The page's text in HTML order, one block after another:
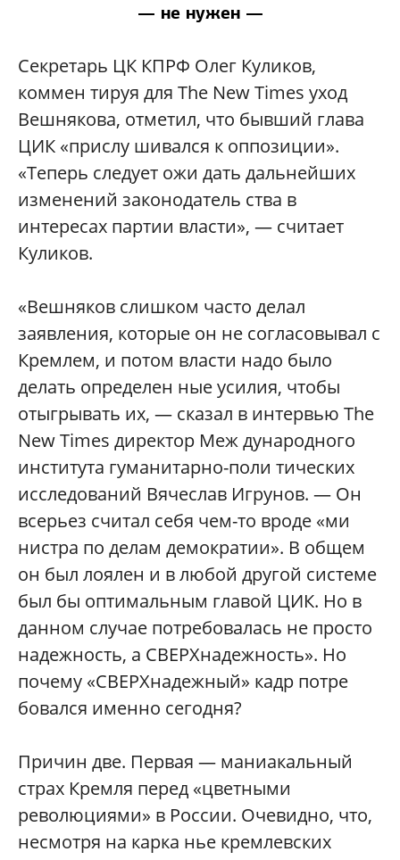
— не нужен —
Секретарь ЦК КПРФ Олег Куликов,
коммен тируя для The New Times уход
Вешнякова, отметил, что бывший глава
ЦИК «прислу шивался к оппозиции».
«Теперь следует ожи дать дальнейших
изменений законодатель ства в
интересах партии власти», — считает
Куликов.
«Вешняков слишком часто делал
заявления, которые он не согласовывал с
Кремлем, и потом власти надо было
делать определен ные усилия, чтобы
отыгрывать их, — сказал в интервью The
New Times директор Меж дународного
института гуманитарно-поли тических
исследований Вячеслав Игрунов. — Он
всерьез считал себя чем-то вроде «ми
нистра по делам демократии». В общем
он был лоялен и в любой другой системе
был бы оптимальным главой ЦИК. Но в
данном случае потребовалась не просто
надежность, а СВЕРХнадежность». Но
почему «СВЕРХнадежный» кадр потре
бовался именно сегодня?
Причин две. Первая — маниакальный
страх Кремля перед «цветными
революциями» в России. Очевидно, что,
несмотря на карка нье кремлевских